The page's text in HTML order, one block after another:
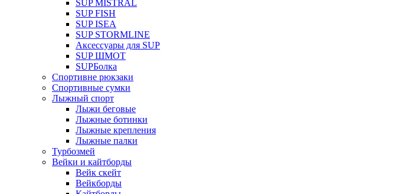
SUP MISTRAL
SUP FISH
SUP ISEA
SUP STORMLINE
Аксессуары для SUP
SUP ШМОТ
SUPБолка
Спортивне рюкзаки
Спортивные сумки
Лыжный спорт
Лыжи беговые
Лыжные ботинки
Лыжные крепления
Лыжные палки
Турбозмей
Вейки и кайтборды
Вейк скейт
Вейкборды